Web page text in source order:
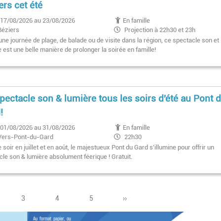
cet été
17/08/2026 au 23/08/2026
En famille
Projection à 22h30 et 23h
journée de plage, de balade ou de visite dans la région, ce spectacle son et
est une belle manière de prolonger la soirée en famille!
son & lumière tous les soirs d'été au Pont
01/08/2026 au 31/08/2026
En famille
Pont-du-Gard
22h30
soir en juillet et en août, le majestueux Pont du Gard s’illumine pour offrir un
son & lumière absolument féerique ! Gratuit.
Pagination
Page
3 Page
4 Page
5
Page
››